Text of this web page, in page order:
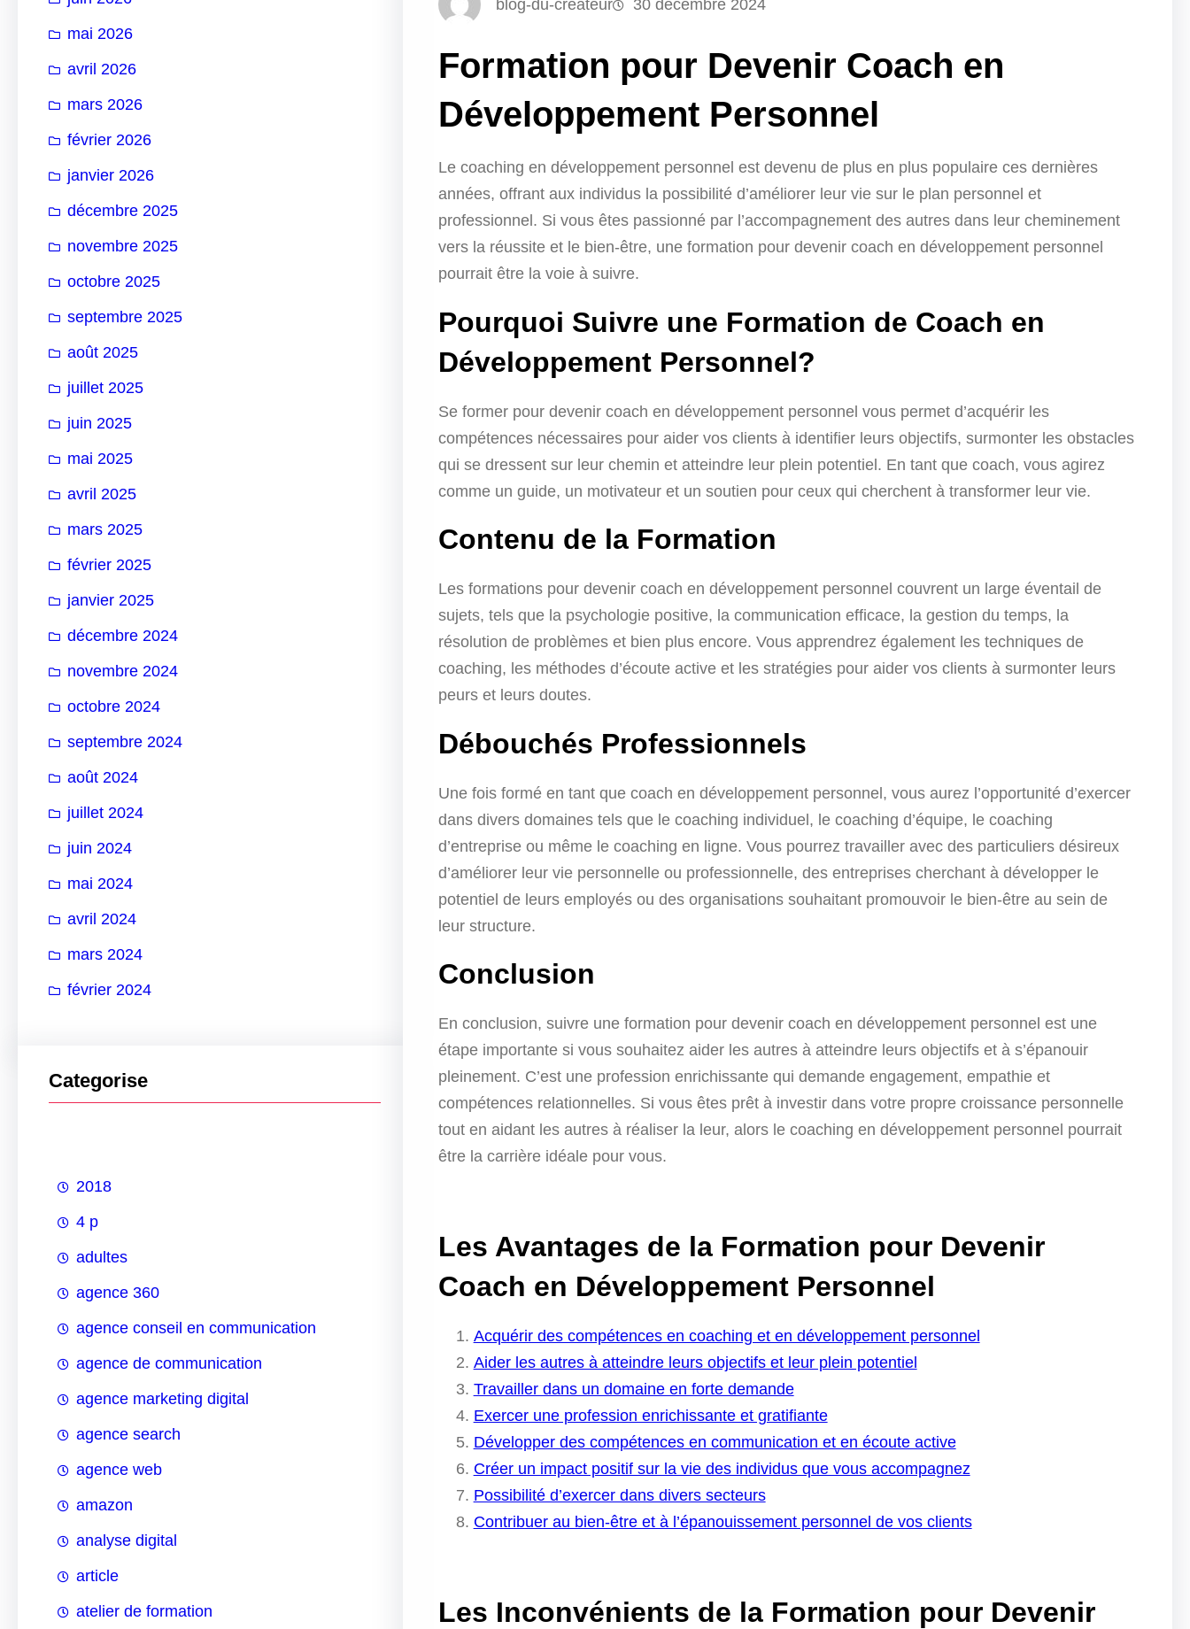
mai 2026
avril 2026
mars 2026
février 2026
janvier 2026
décembre 2025
novembre 2025
octobre 2025
septembre 2025
août 2025
juillet 2025
juin 2025
mai 2025
avril 2025
mars 2025
février 2025
janvier 2025
décembre 2024
novembre 2024
octobre 2024
septembre 2024
août 2024
juillet 2024
juin 2024
mai 2024
avril 2024
mars 2024
février 2024
Categorise
2018
4 p
adultes
agence 360
agence conseil en communication
agence de communication
agence marketing digital
agence search
agence web
amazon
analyse digital
article
atelier de formation
blog-du-createur 30 décembre 2024
Formation pour Devenir Coach en
Développement Personnel
Le coaching en développement personnel est devenu de plus en plus populaire ces dernières
années, offrant aux individus la possibilité d’améliorer leur vie sur le plan personnel et
professionnel. Si vous êtes passionné par l’accompagnement des autres dans leur cheminement
vers la réussite et le bien-être, une formation pour devenir coach en développement personnel
pourrait être la voie à suivre.
Pourquoi Suivre une Formation de Coach en
Développement Personnel?
Se former pour devenir coach en développement personnel vous permet d’acquérir les
compétences nécessaires pour aider vos clients à identifier leurs objectifs, surmonter les obstacles
qui se dressent sur leur chemin et atteindre leur plein potentiel. En tant que coach, vous agirez
comme un guide, un motivateur et un soutien pour ceux qui cherchent à transformer leur vie.
Contenu de la Formation
Les formations pour devenir coach en développement personnel couvrent un large éventail de
sujets, tels que la psychologie positive, la communication efficace, la gestion du temps, la
résolution de problèmes et bien plus encore. Vous apprendrez également les techniques de
coaching, les méthodes d’écoute active et les stratégies pour aider vos clients à surmonter leurs
peurs et leurs doutes.
Débouchés Professionnels
Une fois formé en tant que coach en développement personnel, vous aurez l’opportunité d’exercer
dans divers domaines tels que le coaching individuel, le coaching d’équipe, le coaching
d’entreprise ou même le coaching en ligne. Vous pourrez travailler avec des particuliers désireux
d’améliorer leur vie personnelle ou professionnelle, des entreprises cherchant à développer le
potentiel de leurs employés ou des organisations souhaitant promouvoir le bien-être au sein de
leur structure.
Conclusion
En conclusion, suivre une formation pour devenir coach en développement personnel est une
étape importante si vous souhaitez aider les autres à atteindre leurs objectifs et à s’épanouir
pleinement. C’est une profession enrichissante qui demande engagement, empathie et
compétences relationnelles. Si vous êtes prêt à investir dans votre propre croissance personnelle
tout en aidant les autres à réaliser la leur, alors le coaching en développement personnel pourrait
être la carrière idéale pour vous.
Les Avantages de la Formation pour Devenir
Coach en Développement Personnel
Acquérir des compétences en coaching et en développement personnel
Aider les autres à atteindre leurs objectifs et leur plein potentiel
Travailler dans un domaine en forte demande
Exercer une profession enrichissante et gratifiante
Développer des compétences en communication et en écoute active
Créer un impact positif sur la vie des individus que vous accompagnez
Possibilité d’exercer dans divers secteurs
Contribuer au bien-être et à l’épanouissement personnel de vos clients
Les Inconvénients de la Formation pour Devenir